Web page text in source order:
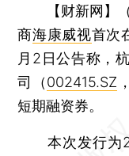
【财新网】
商海康威视首次
月2日公告称，
司（002415.SZ
短期融资券。
本次发行为